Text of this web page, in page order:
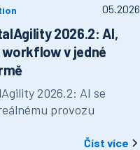
05 .2026
2026.2: AI,
v jedné
2026.2: AI se
provozu
Číst více